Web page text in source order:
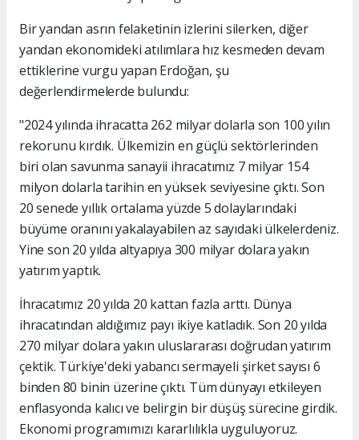
Bir yandan asrın felaketinin izlerini silerken, diğer
yandan ekonomideki atılımlara hız kesmeden devam
ettiklerine vurgu yapan Erdoğan, şu
değerlendirmelerde bulundu:
"2024 yılında ihracatta 262 milyar dolarla son 100 yılın
rekorunu kırdık. Ülkemizin en güçlü sektörlerinden
biri olan savunma sanayii ihracatımız 7 milyar 154
milyon dolarla tarihin en yüksek seviyesine çıktı. Son
20 senede yıllık ortalama yüzde 5 dolaylarındaki
büyüme oranını yakalayabilen az sayıdaki ülkelerdeniz.
Yine son 20 yılda altyapıya 300 milyar dolara yakın
yatırım yaptık.
İhracatımız 20 yılda 20 kattan fazla arttı. Dünya
ihracatından aldığımız payı ikiye katladık. Son 20 yılda
270 milyar dolara yakın uluslararası doğrudan yatırım
çektik. Türkiye'deki yabancı sermayeli şirket sayısı 6
binden 80 binin üzerine çıktı. Tüm dünyayı etkileyen
enflasyonda kalıcı ve belirgin bir düşüş sürecine girdik.
Ekonomi programımızı kararlılıkla uyguluyoruz.